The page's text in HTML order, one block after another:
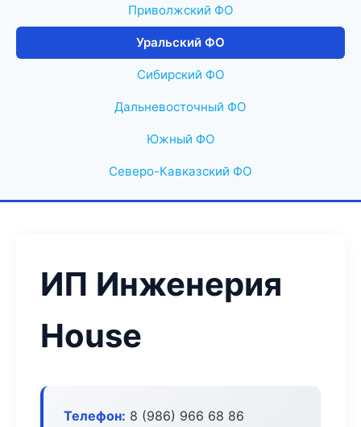
Приволжский ФО
Уральский ФО
Сибирский ФО
Дальневосточный ФО
Южный ФО
Северо-Кавказский ФО
ИП Инженерия
House
Телефон: 8 (986) 966 68 86